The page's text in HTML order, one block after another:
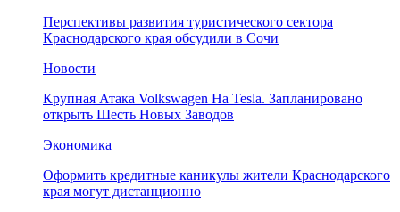
Перспективы развития туристического сектора
Краснодарского края обсудили в Сочи
Новости
Крупная Атака Volkswagen На Tesla. Запланировано
открыть Шесть Новых Заводов
Экономика
Оформить кредитные каникулы жители Краснодарского
края могут дистанционно